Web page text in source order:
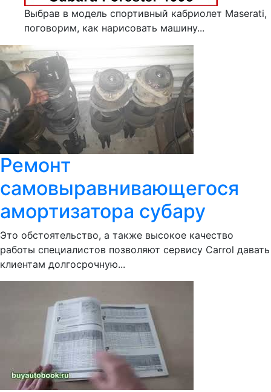
Выбрав в модель спортивный кабриолет Maserati,
поговорим, как нарисовать машину...
Ремонт
самовыравнивающегося
амортизатора субару
Это обстоятельство, а также высокое качество
работы специалистов позволяют сервису Сarrol давать
клиентам долгосрочную...